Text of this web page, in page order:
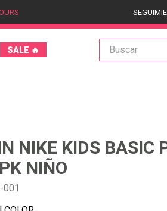
SALE 🔥
Buscar
NIKE KIDS BASIC
NIÑO
001